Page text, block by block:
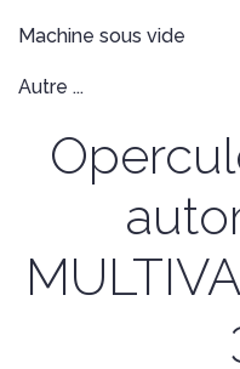
Machine sous vide
Autre ...